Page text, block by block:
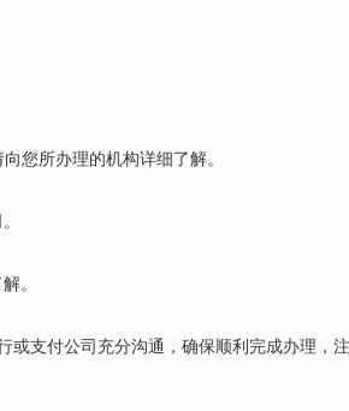
您所办理的机构详细了解。
。
支付公司充分沟通，确保顺利完成办理，